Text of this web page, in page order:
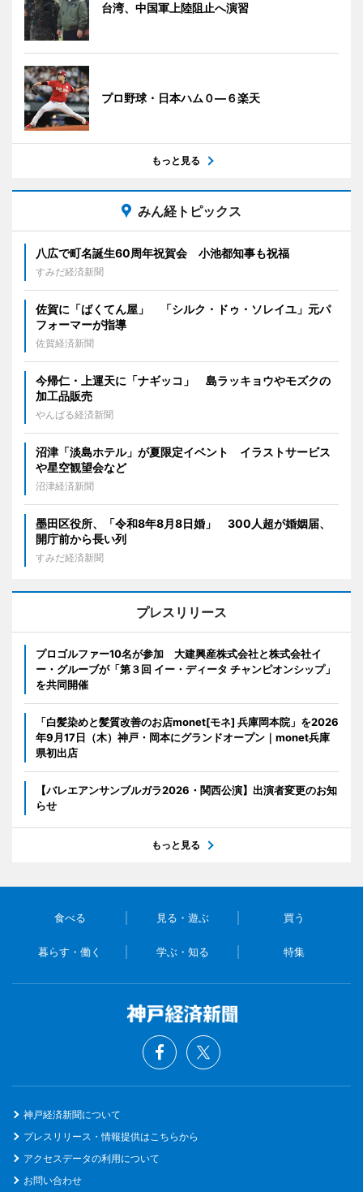
台湾、中国軍上陸阻止へ演習
プロ野球・日本ハム０―６楽天
もっと見る
みん経トピックス
八広で町名誕生60周年祝賀会 小池都知事も祝福
すみだ経済新聞
佐賀に「ばくてん屋」 「シルク・ドゥ・ソレイユ」元パ
フォーマーが指導
佐賀経済新聞
今帰仁・上運天に「ナギッコ」 島ラッキョウやモズクの
加工品販売
やんばる経済新聞
沼津「淡島ホテル」が夏限定イベント イラストサービス
や星空観望会など
沼津経済新聞
墨田区役所、「令和8年8月8日婚」 300人超が婚姻届、
開庁前から長い列
すみだ経済新聞
プレスリリース
プロゴルファー10名が参加 大建興産株式会社と株式会社イ
ー・グルーブが「第３回 イー・ディータ チャンピオンシップ」
を共同開催
「白髪染めと髪質改善のお店monet[モネ] 兵庫岡本院」を2026
年9月17日（木）神戸・岡本にグランドオープン｜monet兵庫
県初出店
【バレエアンサンブルガラ2026・関西公演】出演者変更のお知
らせ
もっと見る
食べる 見る・遊ぶ 買う
暮らす・働く 学ぶ・知る 特集
神戸経済新聞について
プレスリリース・情報提供はこちらから
アクセスデータの利用について
お問い合わせ